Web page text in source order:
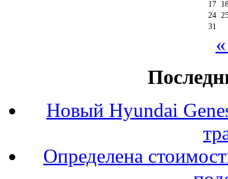
17
24
31
Новый Hyundai
Определена